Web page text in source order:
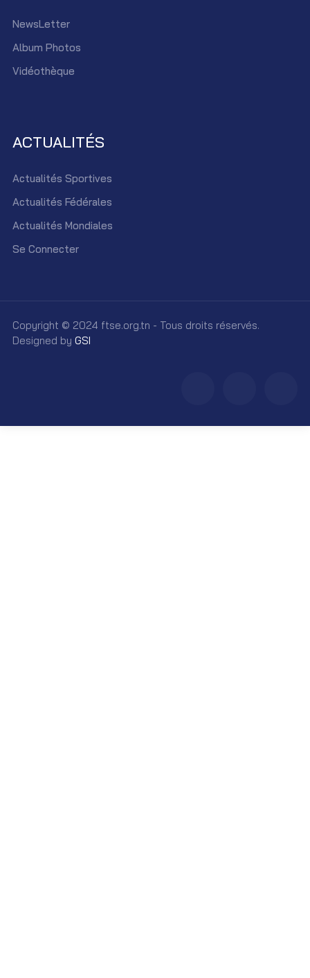
NewsLetter
Album Photos
Vidéothèque
ACTUALITÉS
Actualités Sportives
Actualités Fédérales
Actualités Mondiales
Se Connecter
Copyright © 2024 ftse.org.tn - Tous droits réservés.
Designed by GSI